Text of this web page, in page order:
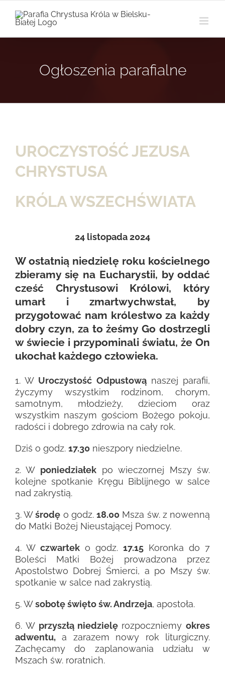
zawartości
Ogłoszenia parafialne
UROCZYSTOŚĆ JEZUSA
CHRYSTUSA
KRÓLA WSZECHŚWIATA
24 listopada 2024
W ostatnią niedzielę roku kościelnego
zbieramy się na Eucharystii, by oddać
cześć Chrystusowi Królowi, który
umarł i zmartwychwstał, by
przygotować nam królestwo za każdy
dobry czyn, za to żeśmy Go dostrzegli
w świecie i przypominali światu, że On
ukochał każdego człowieka.
1. W Uroczystość Odpustowąnaszej parafii,
życzymy wszystkim rodzinom, chorym,
samotnym, młodzieży, dzieciom oraz
wszystkim naszym gościom Bożego pokoju,
radości i dobrego zdrowia na cały rok.
Dziś o godz. 17.30 nieszpory niedzielne.
2. W poniedziałekpo wieczornej Mszy św.
kolejne spotkanie Kręgu Biblijnego w salce
nad zakrystią.
3. Wśrodę o godz.18.00 Msza św. z nowenną
do Matki Bożej Nieustającej Pomocy.
4. W czwarteko godz.17.15 Koronka do 7
Boleści Matki Bożej prowadzona przez
Apostolstwo Dobrej Śmierci, a po Mszy św.
spotkanie w salce nad zakrystią.
5. Wsobotę święto św. Andrzeja, apostoła.
6. W przyszłą niedzielę rozpoczniemyokres
adwentu,a zarazem nowy rok liturgiczny.
Zachęcamy do zaplanowania udziału w
Mszach św. roratnich.